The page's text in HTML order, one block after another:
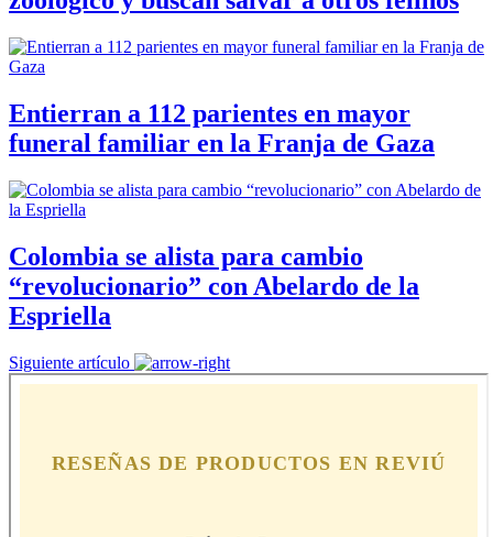
Entierran a 112 parientes en mayor
funeral familiar en la Franja de Gaza
Colombia se alista para cambio
“revolucionario” con Abelardo de la
Espriella
Siguiente artículo